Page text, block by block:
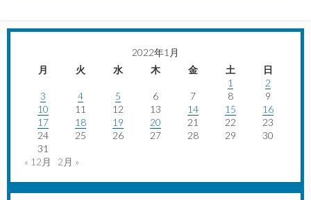
2022年1月
月
火 水 木 金 土
日
1
2
3
4 5 6 7 8
9
10
11 12 13 14 15
16
17
18 19 20 21 22
23
24
25 26 27 28 29
30
31
« 12月
2月 »